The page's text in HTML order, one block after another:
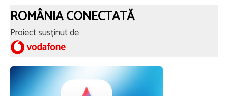
ROMÂNIA CONECTATĂ
Proiect susținut de